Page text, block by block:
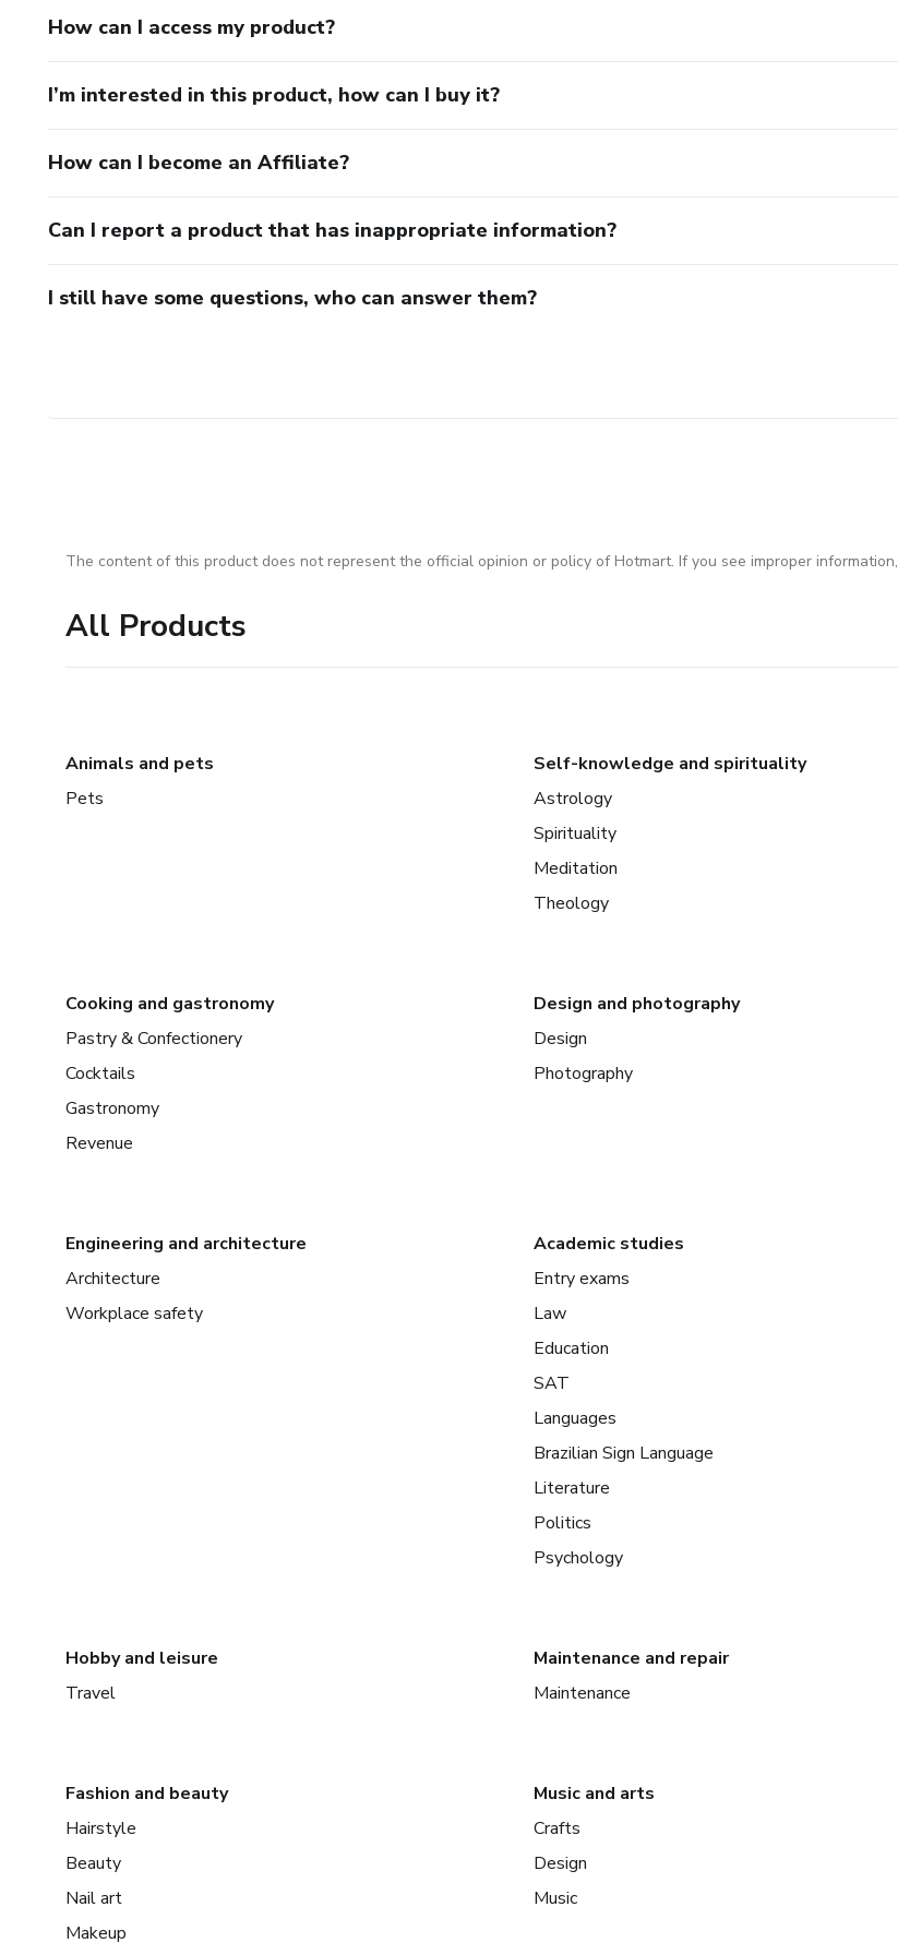
How can I access my product?
I’m interested in this product, how can I buy it?
How can I become an Affiliate?
Can I report a product that has inappropriate information?
I still have some questions, who can answer them?
The content of this product does not represent the official opinion or policy of Hotmart. If you see improper information,
All Products
Animals and pets
Pets
Self-knowledge and spirituality
Astrology
Spirituality
Meditation
Theology
Cooking and gastronomy
Pastry & Confectionery
Cocktails
Gastronomy
Revenue
Design and photography
Design
Photography
Engineering and architecture
Architecture
Workplace safety
Academic studies
Entry exams
Law
Education
SAT
Languages
Brazilian Sign Language
Literature
Politics
Psychology
Hobby and leisure
Travel
Maintenance and repair
Maintenance
Fashion and beauty
Hairstyle
Beauty
Nail art
Makeup
Music and arts
Crafts
Design
Music